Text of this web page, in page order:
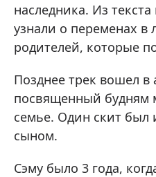
наследника. Из
узнали о переменах в
родителей, которые
Позднее трек вошел
посвященный будням
семье. Один скит был
сыном.
Сэму было 3 года,